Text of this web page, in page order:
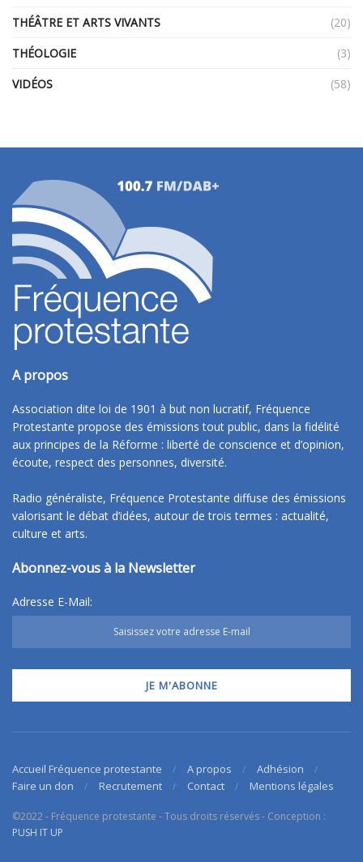
THÉÂTRE ET ARTS VIVANTS
(20)
THÉOLOGIE
(3)
VIDÉOS
(58)
A propos
Association dite loi de 1901 à but non lucratif, Fréquence
Protestante propose des émissions tout public, dans la fidélité
aux principes de la Réforme : liberté de conscience et d’opinion,
écoute, respect des personnes, diversité.
Radio généraliste, Fréquence Protestante diffuse des émissions
valorisant le débat d’idées, autour de trois termes : actualité,
culture et arts.
Abonnez-vous à la Newsletter
Adresse E-Mail:
Accueil Fréquence protestante A propos
Adhésion
Faire un don
Recrutement Contact Mentions légales
©2022 - Fréquence protestante - Tous droits réservés - Conception :
PUSH IT UP